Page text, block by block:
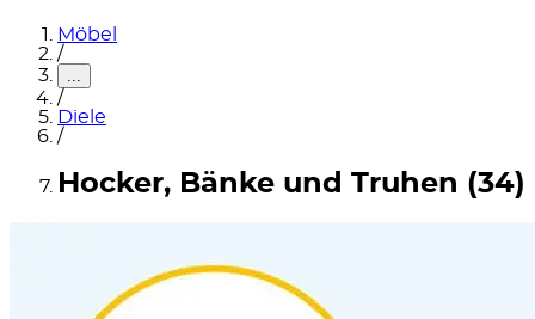
Möbel
/
...
/
Diele
/
Hocker, Bänke und Truhen (34)